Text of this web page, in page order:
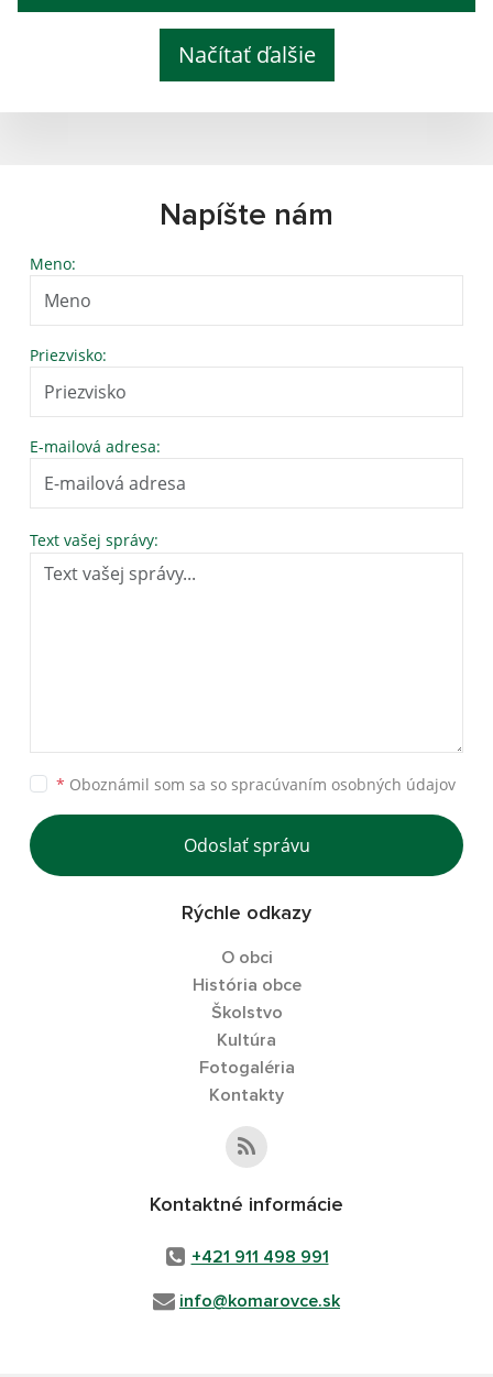
Načítať ďalšie
Napíšte nám
Meno:
Priezvisko:
E-mailová adresa:
Text vašej správy:
* Oboznámil som sa so spracúvaním osobných údajov
Odoslať správu
Rýchle odkazy
O obci
História obce
Školstvo
Kultúra
Fotogaléria
Kontakty
Kontaktné informácie
+421 911 498 991
info@komarovce.sk